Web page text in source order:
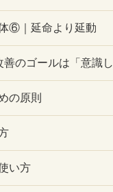
⑥｜延命より延動
のゴールは「意識し
の原則
い方